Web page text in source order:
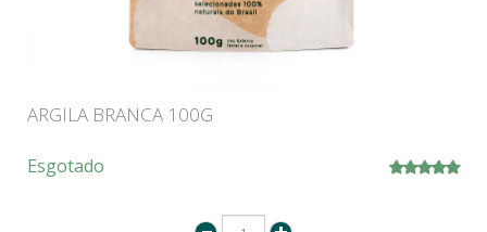
ARGILA BRANCA 100G
Esgotado